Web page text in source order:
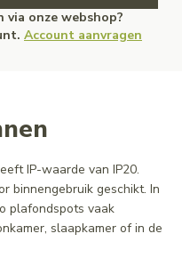
onze webshop?
Account aanvragen
IP-waarde van IP20.
binnengebruik geschikt. In
plafondspots vaak
slaapkamer of in de